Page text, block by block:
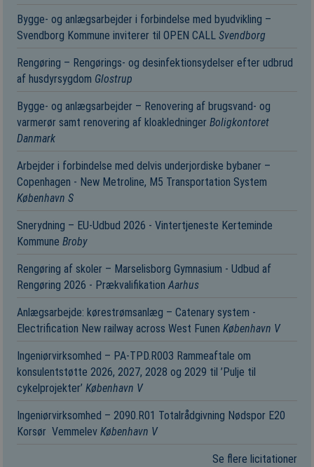
Bygge- og anlægsarbejder i forbindelse med byudvikling –
Svendborg Kommune inviterer til OPEN CALLSvendborg
Rengøring – Rengørings- og desinfektionsydelser efter udbrud
af husdyrsygdom Glostrup
Bygge- og anlægsarbejder – Renovering af brugsvand- og
varmerør samt renovering af kloakledningerBoligkontoret
Danmark
Arbejder i forbindelse med delvis underjordiske bybaner –
Copenhagen - New Metroline, M5 Transportation System
København S
Snerydning – EU-Udbud 2026 - Vintertjeneste Kerteminde
KommuneBroby
Rengøring af skoler – Marselisborg Gymnasium - Udbud af
Rengøring 2026 - PrækvalifikationAarhus
Anlægsarbejde: kørestrømsanlæg – Catenary system -
Electrification New railway across West FunenKøbenhavn V
Ingeniørvirksomhed – PA-TPD.R003 Rammeaftale om
konsulentstøtte 2026, 2027, 2028 og 2029 til ’Pulje til
cykelprojekter’København V
Ingeniørvirksomhed – 2090.R01 Totalrådgivning Nødspor E20
Korsør ­ VemmelevKøbenhavn V
Se flere licitationer